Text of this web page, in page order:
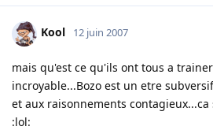
Kool 12 juin 2007
mais qu'est ce qu'ils ont tous a trainer
incroyable...Bozo est un etre
et aux raisonnements
:lol: